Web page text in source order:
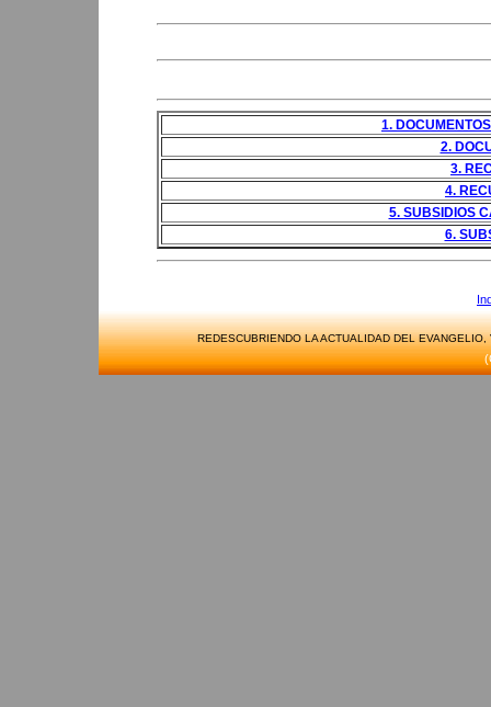
1.
2.
3.
4.
5. SUBSIDIOS
6.